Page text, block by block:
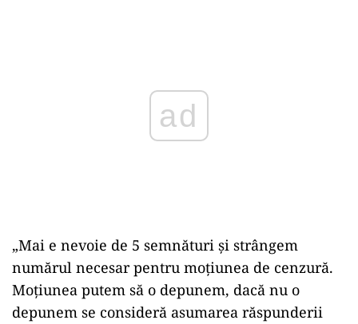
„Mai e nevoie de 5 semnături și strângem
numărul necesar pentru moțiunea de cenzură.
Moțiunea putem să o depunem, dacă nu o
depunem se consideră asumarea răspunderii